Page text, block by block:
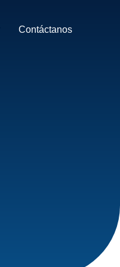
Contáctanos